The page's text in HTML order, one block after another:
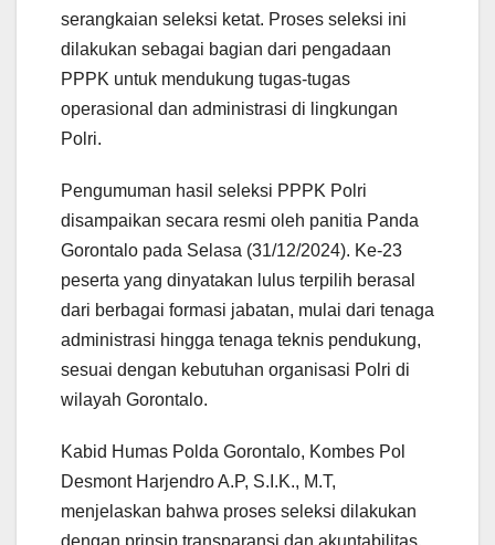
serangkaian seleksi ketat. Proses seleksi ini
dilakukan sebagai bagian dari pengadaan
PPPK untuk mendukung tugas-tugas
operasional dan administrasi di lingkungan
Polri.
Pengumuman hasil seleksi PPPK Polri
disampaikan secara resmi oleh panitia Panda
Gorontalo pada Selasa (31/12/2024). Ke-23
peserta yang dinyatakan lulus terpilih berasal
dari berbagai formasi jabatan, mulai dari tenaga
administrasi hingga tenaga teknis pendukung,
sesuai dengan kebutuhan organisasi Polri di
wilayah Gorontalo.
Kabid Humas Polda Gorontalo, Kombes Pol
Desmont Harjendro A.P, S.I.K., M.T,
menjelaskan bahwa proses seleksi dilakukan
dengan prinsip transparansi dan akuntabilitas.